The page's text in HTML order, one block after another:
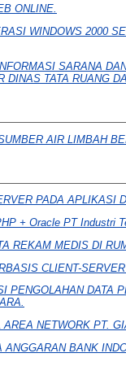
ONLINE.
WINDOWS 2000
SARANA
TATA RUANG
AIR LIMBAH
PADA APLIKASI
+ Oracle PT Industri
REKAM MEDIS DI
CLIENT-
PENGOLAHAN DATA
NETWORK PT.
BANK